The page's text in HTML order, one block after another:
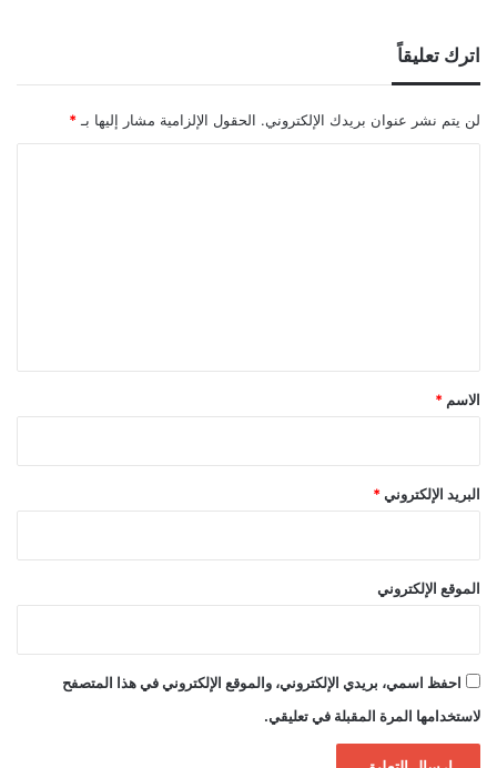
اترك تعليقاً
لن يتم نشر عنوان بريدك الإلكتروني. الحقول الإلزامية مشار إليها بـ *
*
الاسم *
البريد الإلكتروني *
الموقع الإلكتروني
احفظ اسمي، بريدي الإلكتروني، والموقع الإلكتروني في هذا المتصفح
لاستخدامها المرة المقبلة في تعليقي.